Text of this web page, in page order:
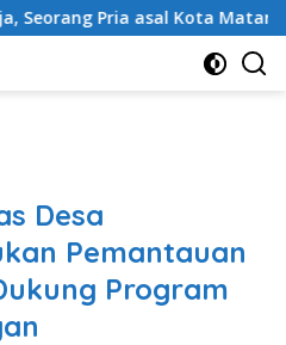
Pria asal Kota Mataram
Desa
Pemantauan
Program